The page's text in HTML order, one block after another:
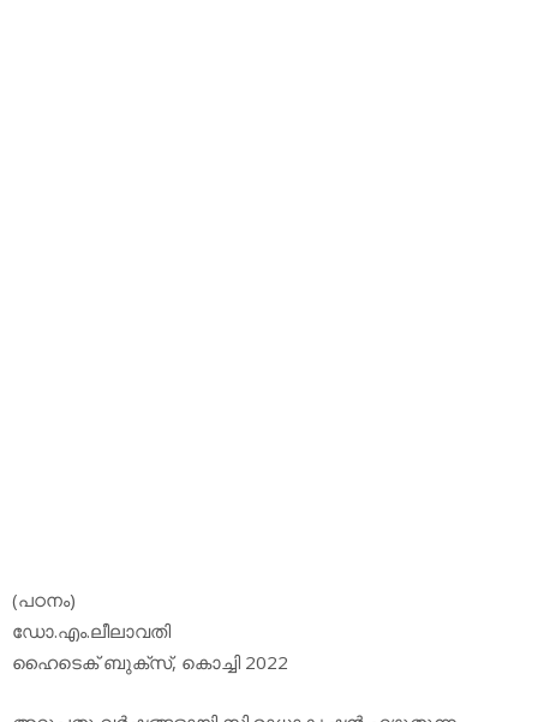
(പഠനം)
ഡോ.എം.ലീലാവതി
ഹൈടെക് ബുക്‌സ്, കൊച്ചി 2022